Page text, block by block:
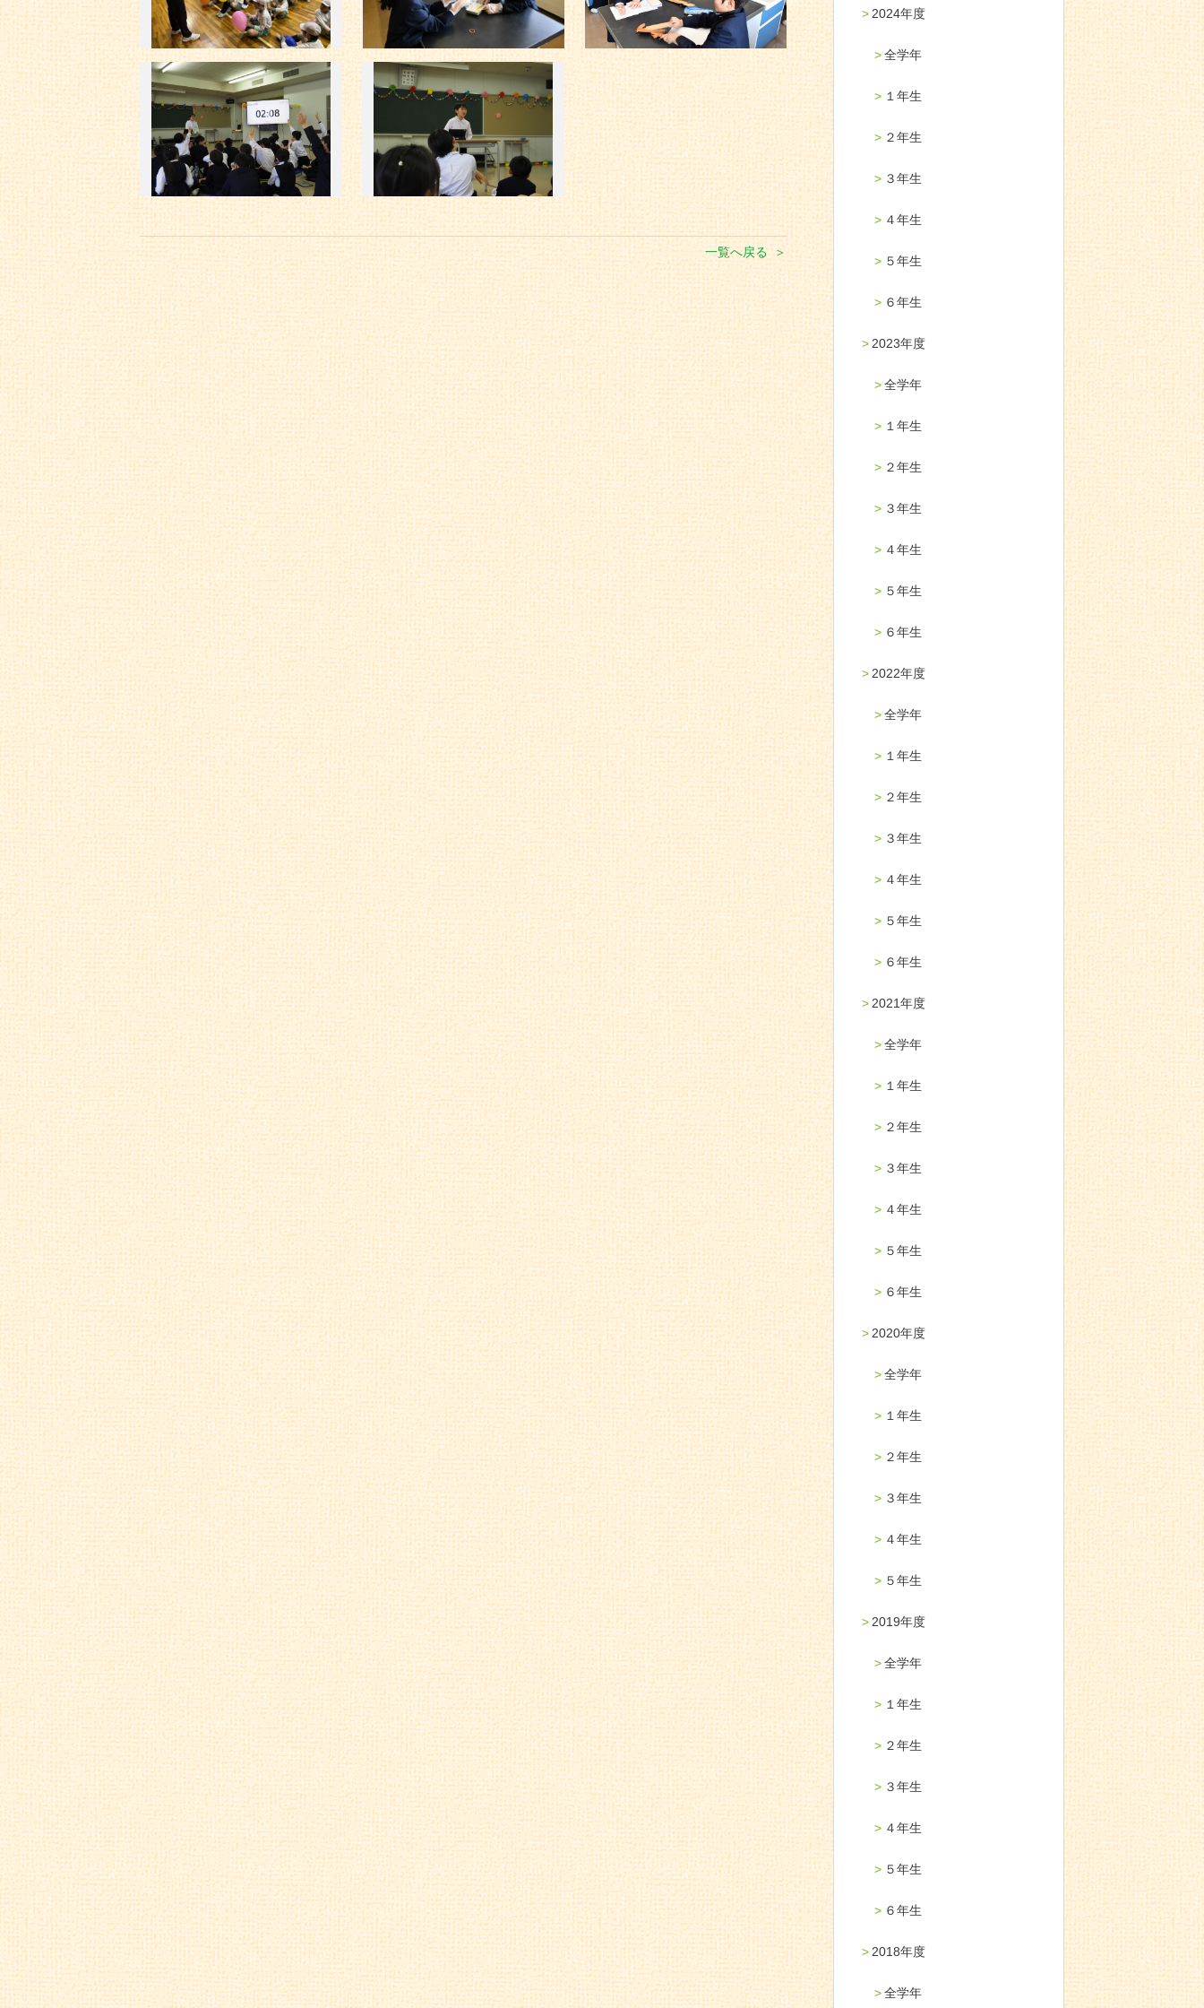
一覧へ戻る
2024年度
全学年
１年生
２年生
３年生
４年生
５年生
６年生
2023年度
全学年
１年生
２年生
３年生
４年生
５年生
６年生
2022年度
全学年
１年生
２年生
３年生
４年生
５年生
６年生
2021年度
全学年
１年生
２年生
３年生
４年生
５年生
６年生
2020年度
全学年
１年生
２年生
３年生
４年生
５年生
2019年度
全学年
１年生
２年生
３年生
４年生
５年生
６年生
2018年度
全学年